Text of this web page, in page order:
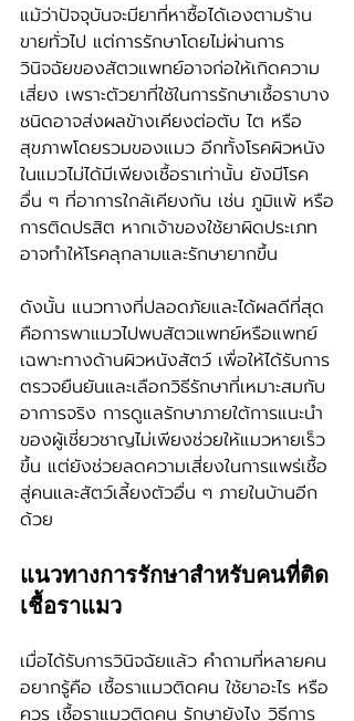
แม้ว่าปัจจุบันจะมียาที่หาซื้อได้เองตามร้าน
ขายทั่วไป แต่การรักษาโดยไม่ผ่านการ
วินิจฉัยของสัตวแพทย์อาจก่อให้เกิดความ
เสี่ยง เพราะตัวยาที่ใช้ในการรักษาเชื้อราบาง
ชนิดอาจส่งผลข้างเคียงต่อตับ ไต หรือ
สุขภาพโดยรวมของแมว อีกทั้งโรคผิวหนัง
ในแมวไม่ได้มีเพียงเชื้อราเท่านั้น ยังมีโรค
อื่น ๆ ที่อาการใกล้เคียงกัน เช่น ภูมิแพ้ หรือ
การติดปรสิต หากเจ้าของใช้ยาผิดประเภท
อาจทำให้โรคลุกลามและรักษายากขึ้น
ดังนั้น แนวทางที่ปลอดภัยและได้ผลดีที่สุด
คือการพาแมวไปพบสัตวแพทย์หรือแพทย์
เฉพาะทางด้านผิวหนังสัตว์ เพื่อให้ได้รับการ
ตรวจยืนยันและเลือกวิธีรักษาที่เหมาะสมกับ
อาการจริง การดูแลรักษาภายใต้การแนะนำ
ของผู้เชี่ยวชาญไม่เพียงช่วยให้แมวหายเร็ว
ขึ้น แต่ยังช่วยลดความเสี่ยงในการแพร่เชื้อ
สู่คนและสัตว์เลี้ยงตัวอื่น ๆ ภายในบ้านอีก
ด้วย
แนวทางการรักษาสำหรับคนที่ติด
เชื้อราแมว
เมื่อได้รับการวินิจฉัยแล้ว คำถามที่หลายคน
อยากรู้คือ เชื้อราแมวติดคน ใช้ยาอะไร หรือ
ควร เชื้อราแมวติดคน รักษายังไง วิธีการ